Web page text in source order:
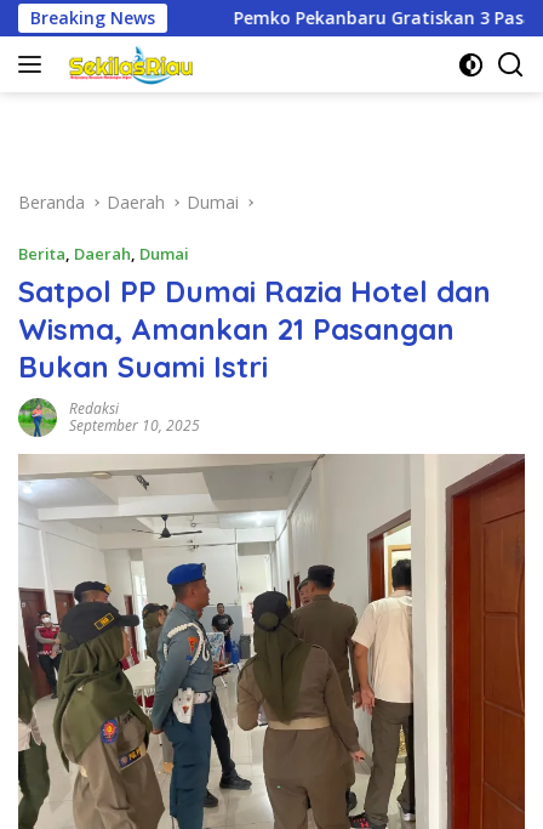
Langsung
ke
konten
Breaking News
Pekanbaru Gratiskan 3 Pasang Seragam Sekolah untuk
Beranda Daerah Dumai
Berita, Daerah, Dumai
Satpol PP Dumai Razia Hotel dan
Wisma, Amankan 21 Pasangan
Bukan Suami Istri
Redaksi
September 10, 2025